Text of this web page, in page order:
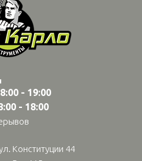
- 19:00
- 18:00
Конституции 44